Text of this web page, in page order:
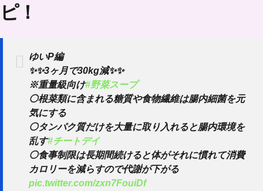
ピ！
ゆいP編
✨✨3ヶ月で30kg減✨✨
※重量級向け#野菜スープ
⚪根菜類に含まれる糖質や食物繊維は腸内細菌を元
気にする
⚪タンパク質だけを大量に取り入れると腸内環境を
乱す#チートデイ
⚪食事制限は長期間続けると体がそれに慣れて消費
カロリーを減らすので代謝が下がる
pic.twitter.com/zxn7FouiDf